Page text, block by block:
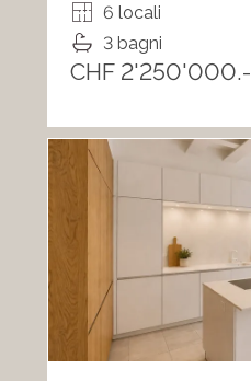
6 locali
3 bagni
CHF 2'250'000.-